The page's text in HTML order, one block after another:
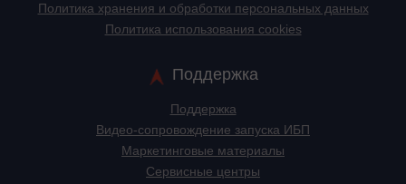
Политика хранения и обработки персональных данных
Политика использования cookies
Поддержка
Поддержка
Видео-сопровождение запуска ИБП
Маркетинговые материалы
Сервисные центры